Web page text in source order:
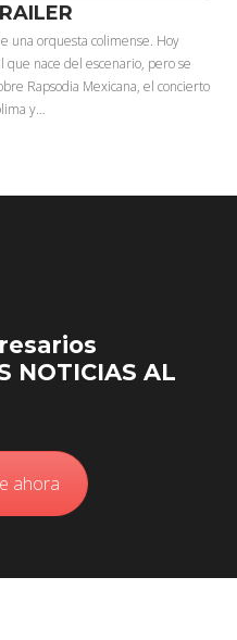
una orquesta colimense. Hoy
nace del escenario, pero se
Rapsodia Mexicana, el concierto
y…
NOTICIAS AL
ahora